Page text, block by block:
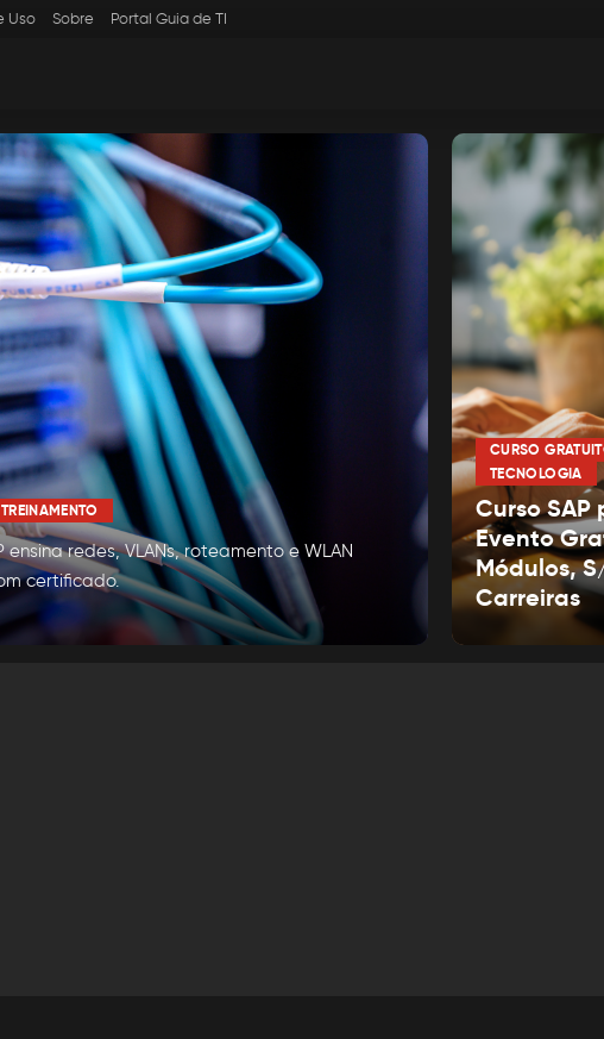
Uso Sobre Portal Guia de TI
TREINAMENTO
redes, VLANs, roteamento e WLAN
certificado.
CURSO
TECNOLOGIA
Curso
Evento
Módulos,
Carreiras